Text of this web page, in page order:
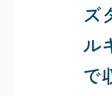
ズ
ル
で